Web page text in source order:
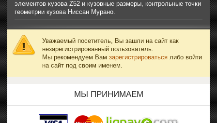
элементов кузова Z52 и кузовные размеры, контрольные точки
геометрии кузова Ниссан Мурано.
Уважаемый посетитель, Вы зашли на сайт как
незарегистрированный пользователь.
Мы рекомендуем Вам зарегистрироваться либо войти
на сайт под своим именем.
МЫ ПРИНИМАЕМ